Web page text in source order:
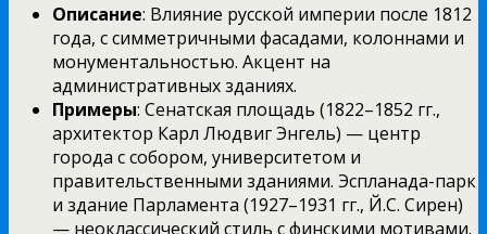
Описание: Влияние русской империи после 1812
года, с симметричными фасадами, колоннами и
монументальностью. Акцент на
административных зданиях.
Примеры: Сенатская площадь (1822–1852 гг.,
архитектор Карл Людвиг Энгель) — центр
города с собором, университетом и
правительственными зданиями. Эспланада-парк
и здание Парламента (1927–1931 гг., Й.С. Сирен)
— неоклассический стиль с финскими мотивами.